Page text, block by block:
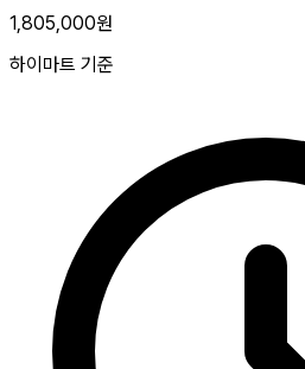
1,805,000원
하이마트 기준